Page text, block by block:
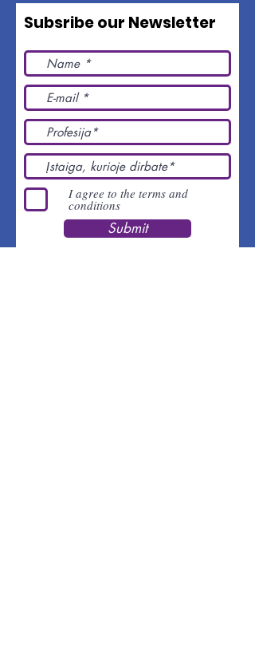
Subsribe our Newsletter
I agree to the terms and
conditions
Submit